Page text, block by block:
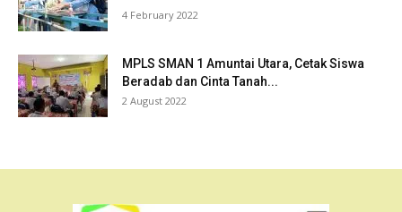
4 February 2022
MPLS SMAN 1 Amuntai Utara, Cetak Siswa
Beradab dan Cinta Tanah...
2 August 2022